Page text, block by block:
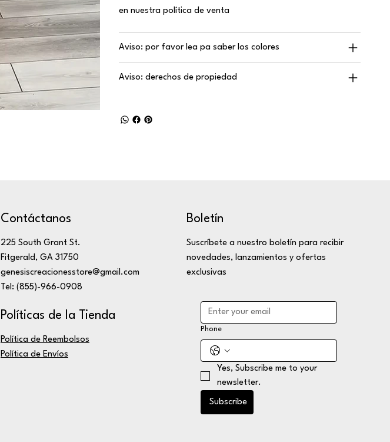
en nuestra política de venta
Aviso: por favor lea pa saber los colores
Aviso: derechos de propiedad
Contáctanos
225 South Grant St.
Fitgerald, GA 31750
genesiscreacionesstore@gmail.com
Tel: (855)-966-0908
Políticas de la Tienda
Política de Reembolsos
Política de Envíos
Boletín
Suscríbete a nuestro boletín para recibir
novedades, lanzamientos y ofertas
exclusivas
Phone
Yes, Subscribe me to your
newsletter.
Subscribe